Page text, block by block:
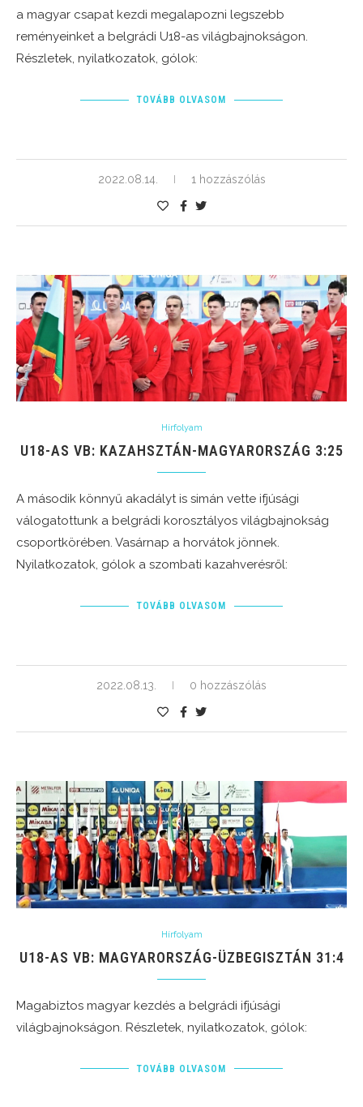
a magyar csapat kezdi megalapozni legszebb
reményeinket a belgrádi U18-as világbajnokságon.
Részletek, nyilatkozatok, gólok:
TOVÁBB OLVASOM
2022.08.14. 1 hozzászólás
Hírfolyam
U18-AS VB: KAZAHSZTÁN-MAGYARORSZÁG 3:25
A második könnyű akadályt is simán vette ifjúsági
válogatottunk a belgrádi korosztályos világbajnokság
csoportkörében. Vasárnap a horvátok jönnek.
Nyilatkozatok, gólok a szombati kazahverésről:
TOVÁBB OLVASOM
2022.08.13. 0 hozzászólás
Hírfolyam
U18-AS VB: MAGYARORSZÁG-ÜZBEGISZTÁN 31:4
Magabiztos magyar kezdés a belgrádi ifjúsági
világbajnokságon. Részletek, nyilatkozatok, gólok:
TOVÁBB OLVASOM